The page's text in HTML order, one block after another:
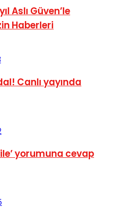
Aslı Güven’le
Haberleri
Canlı yayında
yorumuna cevap